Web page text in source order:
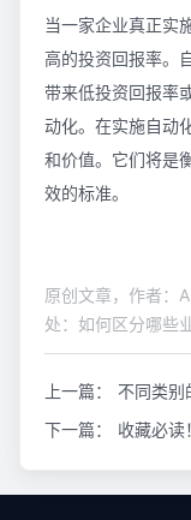
当一家企业真正实
高的投资回报率。
带来低投资回报率
动化。在实施自动
和价值。它们将是
效的标准。
原创文章，作者：
处：如何区分哪些
上一篇：
不同类别
下一篇：
收藏必读